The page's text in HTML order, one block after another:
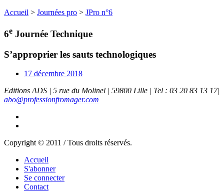
Accueil > Journées pro > JPro n°6
6e Journée Technique
S’approprier les sauts technologiques
17 décembre 2018
Editions ADS | 5 rue du Molinel | 59800 Lille | Tel : 03 20 83 13 17|
abo@professionfromager.com
Copyright © 2011 / Tous droits réservés.
Accueil
S'abonner
Se connecter
Contact